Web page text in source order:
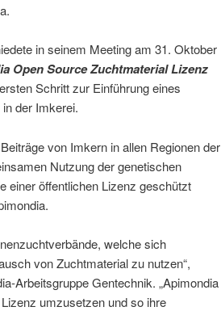
in seinem Meeting am 31. Oktober
Open Source Zuchtmaterial Lizenz
Schritt zur Einführung eines
der Imkerei.
von Imkern in allen Regionen der
Nutzung der genetischen
einer öffentlichen Lizenz geschützt
welche sich
von Zuchtmaterial zu nutzen“,
Arbeitsgruppe Gentechnik. „Apimondia
umzusetzen und so ihre